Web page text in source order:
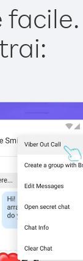
facile.